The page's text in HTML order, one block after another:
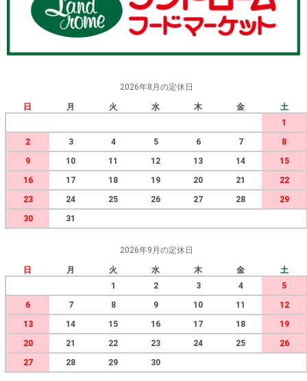
2026年8月の定休日
日 月 火 水 木 金
土
1
2
3 4 5 6 7
8
9
10 11 12 13 14
15
16
17 18 19 20 21
22
23
24 25 26 27 28
29
30
31
2026年9月の定休日
日 月 火 水 木 金
土
1
2 3 4
5
6
7 8 9 10 11
12
13
14 15 16 17 18
19
20
21 22 23 24 25
26
27
28 29 30